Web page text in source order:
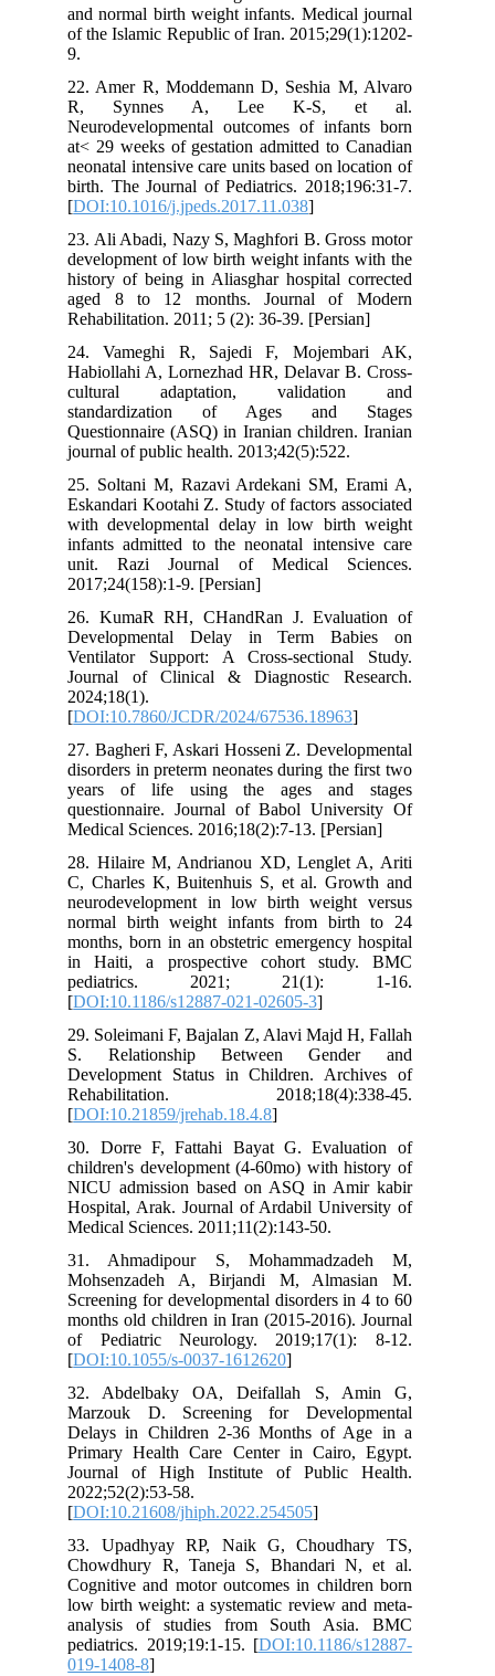
and normal birth weight infants. Medical journal
of the Islamic Republic of Iran. 2015;29(1):1202-
22. Amer R, Moddemann D, Seshia M, Alvaro
R, Synnes A, Lee K-S, et al.
Neurodevelopmental outcomes of infants born
at< 29 weeks of gestation admitted to Canadian
neonatal intensive care units based on location of
birth. The Journal of Pediatrics. 2018;196:31-7.
[DOI:10.1016/j.jpeds.2017.11.038
23. Ali Abadi, Nazy S, Maghfori B. Gross motor
development of low birth weight infants with the
history of being in Aliasghar hospital corrected
aged 8 to 12 months. Journal of Modern
Rehabilitation. 2011; 5 (2): 36-39. [Persian]
24. Vameghi R, Sajedi F, Mojembari AK,
Habiollahi A, Lornezhad HR, Delavar B. Cross-
cultural adaptation, validation and
standardization of Ages and Stages
Questionnaire (ASQ) in Iranian children. Iranian
journal of public health. 2013;42(5):522.
25. Soltani M, Razavi Ardekani SM, Erami A,
Eskandari Kootahi Z. Study of factors associated
with developmental delay in low birth weight
infants admitted to the neonatal intensive care
unit. Razi Journal of Medical Sciences.
2017;24(158):1-9. [Persian]
26. KumaR RH, CHandRan J. Evaluation of
Developmental Delay in Term Babies on
Ventilator Support: A Cross-sectional Study.
Journal of Clinical & Diagnostic Research.
2024;18(1).
[DOI:10.7860/JCDR/2024/67536.18963
27. Bagheri F, Askari Hosseni Z. Developmental
disorders in preterm neonates during the first two
years of life using the ages and stages
questionnaire. Journal of Babol University Of
Medical Sciences. 2016;18(2):7-13. [Persian]
28. Hilaire M, Andrianou XD, Lenglet A, Ariti
C, Charles K, Buitenhuis S, et al. Growth and
neurodevelopment in low birth weight versus
normal birth weight infants from birth to 24
months, born in an obstetric emergency hospital
in Haiti, a prospective cohort study. BMC
pediatrics. 2021; 21(1): 1-16.
[DOI:10.1186/s12887-021-02605-3
29. Soleimani F, Bajalan Z, Alavi Majd H, Fallah
S. Relationship Between Gender and
Development Status in Children. Archives of
Rehabilitation. 2018;18(4):338-45.
[DOI:10.21859/jrehab.18.4.8
30. Dorre F, Fattahi Bayat G. Evaluation of
children's development (4-60mo) with history of
NICU admission based on ASQ in Amir kabir
Hospital, Arak. Journal of Ardabil University of
Medical Sciences. 2011;11(2):143-50.
31. Ahmadipour S, Mohammadzadeh M,
Mohsenzadeh A, Birjandi M, Almasian M.
Screening for developmental disorders in 4 to 60
months old children in Iran (2015-2016). Journal
of Pediatric Neurology. 2019;17(1): 8-12.
[DOI:10.1055/s-0037-1612620
32. Abdelbaky OA, Deifallah S, Amin G,
Marzouk D. Screening for Developmental
Delays in Children 2-36 Months of Age in a
Primary Health Care Center in Cairo, Egypt.
Journal of High Institute of Public Health.
2022;52(2):53-58.
[DOI:10.21608/jhiph.2022.254505
33. Upadhyay RP, Naik G, Choudhary TS,
Chowdhury R, Taneja S, Bhandari N, et al.
Cognitive and motor outcomes in children born
low birth weight: a systematic review and meta-
analysis of studies from South Asia. BMC
pediatrics. 2019;19:1-15. [DOI:10.1186/s12887-
019-1408-8